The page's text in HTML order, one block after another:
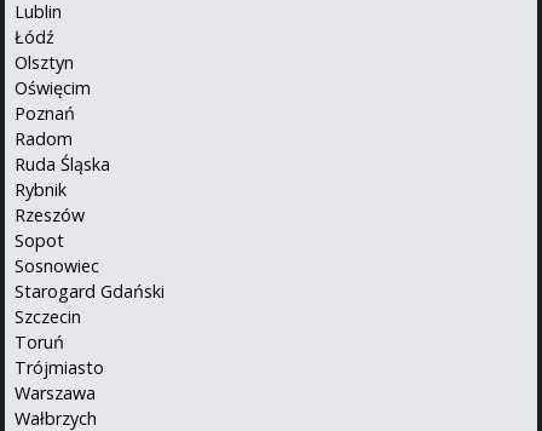
Lublin
Łódź
Olsztyn
Oświęcim
Poznań
Radom
Ruda Śląska
Rybnik
Rzeszów
Sopot
Sosnowiec
Starogard Gdański
Szczecin
Toruń
Trójmiasto
Warszawa
Wałbrzych